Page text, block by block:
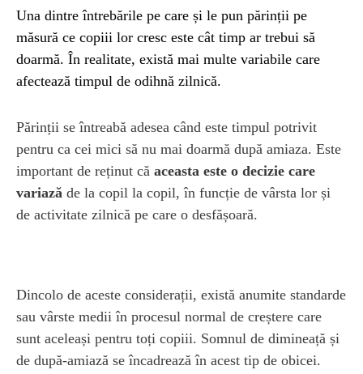
Una dintre întrebările pe care și le pun părinții pe
măsură ce copiii lor cresc este cât timp ar trebui să
doarmă. În realitate, există mai multe variabile care
afectează timpul de odihnă zilnică.
Părinții se întreabă adesea când este timpul potrivit
pentru ca cei mici să nu mai doarmă după amiaza. Este
important de reținut că aceasta este o decizie care
variază de la copil la copil, în funcție de vârsta lor și
de activitate zilnică pe care o desfășoară.
Dincolo de aceste considerații, există anumite standarde
sau vârste medii în procesul normal de creștere care
sunt aceleași pentru toți copiii. Somnul de dimineață și
de după-amiază se încadrează în acest tip de obicei.